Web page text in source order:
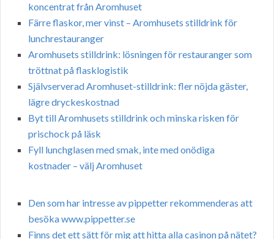
koncentrat från Aromhuset
Färre flaskor, mer vinst – Aromhusets stilldrink för
lunchrestauranger
Aromhusets stilldrink: lösningen för restauranger som
tröttnat på flasklogistik
Självserverad Aromhuset-stilldrink: fler nöjda gäster,
lägre dryckeskostnad
Byt till Aromhusets stilldrink och minska risken för
prischock på läsk
Fyll lunchglasen med smak, inte med onödiga
kostnader – välj Aromhuset
Den som har intresse av pippetter rekommenderas att
besöka www.pippetter.se
Finns det ett sätt för mig att hitta alla casinon på nätet?